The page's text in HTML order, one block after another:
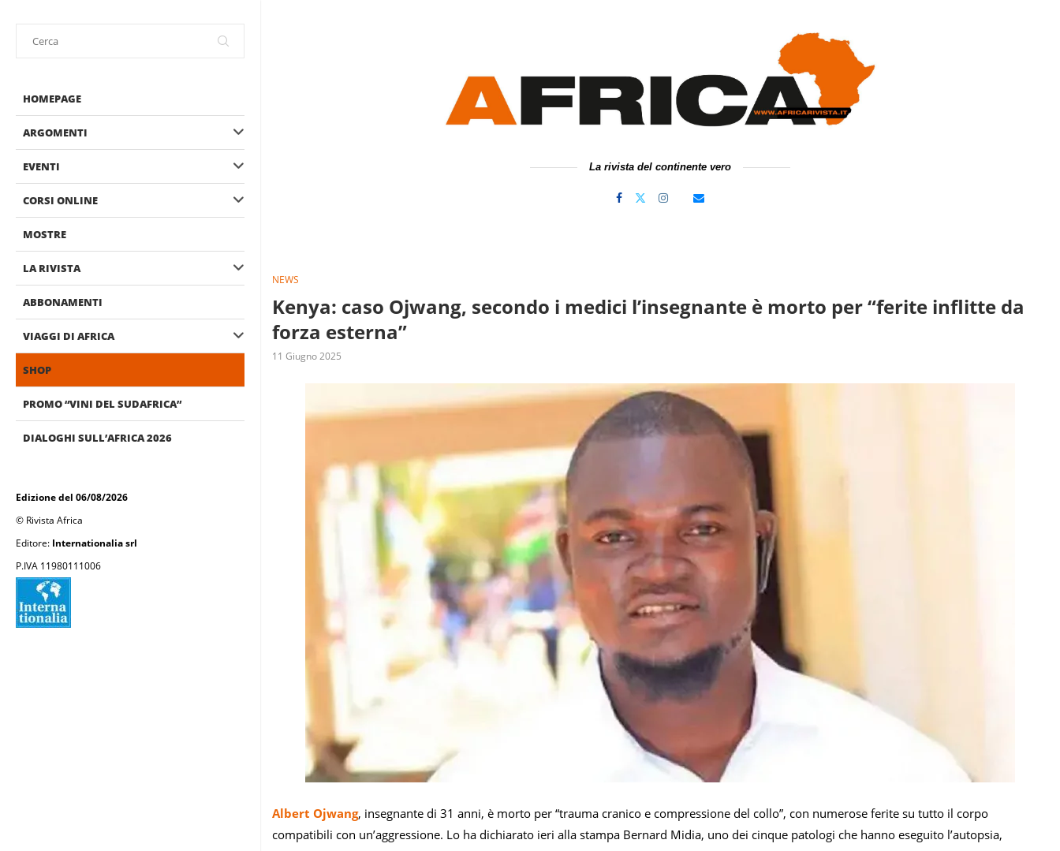
HOMEPAGE
ARGOMENTI
EVENTI
CORSI ONLINE
MOSTRE
LA RIVISTA
ABBONAMENTI
VIAGGI DI AFRICA
SHOP
PROMO “VINI DEL SUDAFRICA”
DIALOGHI SULL’AFRICA 2026
Edizione del 06/08/2026
© Rivista Africa
Editore: Internationalia srl
P.IVA 11980111006
La rivista del continente vero
NEWS
Kenya: caso Ojwang, secondo i medici l’insegnante è morto per “ferite inflitte da
forza esterna”
11 Giugno 2025
Albert Ojwang, insegnante di 31 anni, è morto per “trauma cranico e compressione del collo”, con numerose ferite su tutto il corpo
compatibili con un’aggressione. Lo ha dichiarato ieri alla stampa Bernard Midia, uno dei cinque patologi che hanno eseguito l’autopsia,